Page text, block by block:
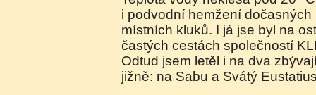
i podvodní hemžení
místních kluků. I já jse byl na
častých cestách společností
Odtud jsem letěl i na dva
jižně: na Sabu a Svátý